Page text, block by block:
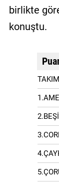
birlikte
konuştu.